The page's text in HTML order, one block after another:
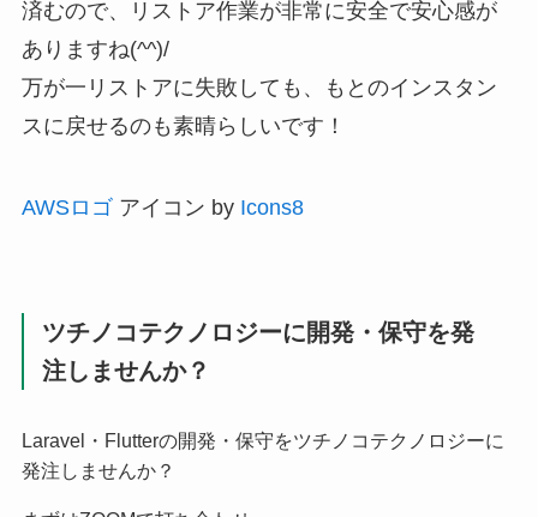
済むので、リストア作業が非常に安全で安心感が
ありますね(^^)/
万が一リストアに失敗しても、もとのインスタン
スに戻せるのも素晴らしいです！
AWSロゴアイコン by Icons8
ツチノコテクノロジーに開発・保守を発
注しませんか？
Laravel・Flutterの開発・保守をツチノコテクノロジーに
発注しませんか？